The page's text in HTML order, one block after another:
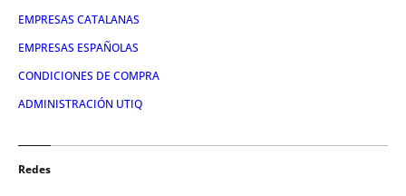
EMPRESAS CATALANAS
EMPRESAS ESPAÑOLAS
CONDICIONES DE COMPRA
ADMINISTRACIÓN UTIQ
Redes